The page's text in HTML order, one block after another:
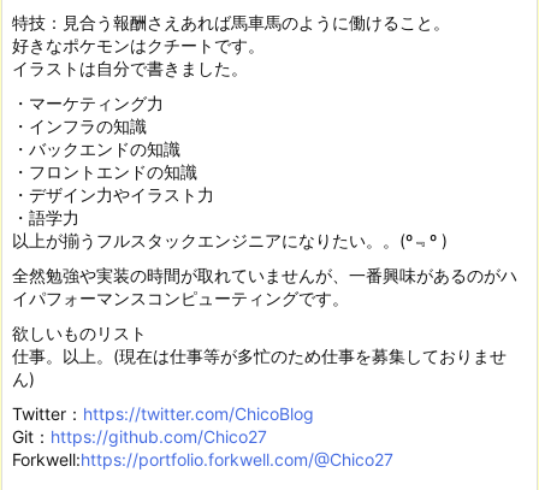
特技：見合う報酬さえあれば馬車馬のように働けること。
好きなポケモンはクチートです。
イラストは自分で書きました。
・マーケティング力
・インフラの知識
・バックエンドの知識
・フロントエンドの知識
・デザイン力やイラスト力
・語学力
以上が揃うフルスタックエンジニアになりたい。。(º﹃º )
全然勉強や実装の時間が取れていませんが、一番興味があるのがハ
イパフォーマンスコンピューティングです。
欲しいものリスト
仕事。以上。(現在は仕事等が多忙のため仕事を募集しておりませ
ん)
Twitter： https://twitter.com/ChicoBlog
Git： https://github.com/Chico27
Forkwell:https://portfolio.forkwell.com/@Chico27